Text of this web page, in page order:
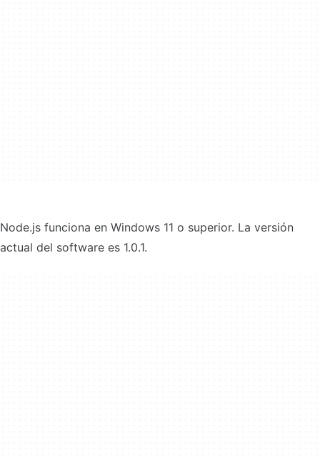
Node.js funciona en Windows 11 o superior. La versión
actual del software es 1.0.1.